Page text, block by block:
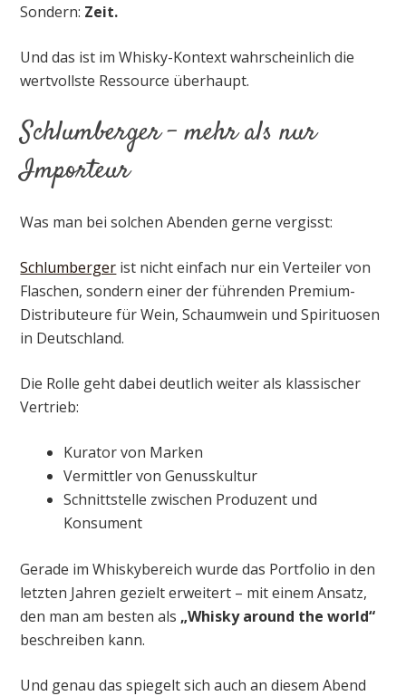
Sondern: Zeit.
Und das ist im Whisky-Kontext wahrscheinlich die
wertvollste Ressource überhaupt.
Schlumberger – mehr als nur
Importeur
Was man bei solchen Abenden gerne vergisst:
Schlumberger ist nicht einfach nur ein Verteiler von
Flaschen, sondern einer der führenden Premium-
Distributeure für Wein, Schaumwein und Spirituosen
in Deutschland.
Die Rolle geht dabei deutlich weiter als klassischer
Vertrieb:
Kurator von Marken
Vermittler von Genusskultur
Schnittstelle zwischen Produzent und
Konsument
Gerade im Whiskybereich wurde das Portfolio in den
letzten Jahren gezielt erweitert – mit einem Ansatz,
den man am besten als „Whisky around the world“
beschreiben kann.
Und genau das spiegelt sich auch an diesem Abend